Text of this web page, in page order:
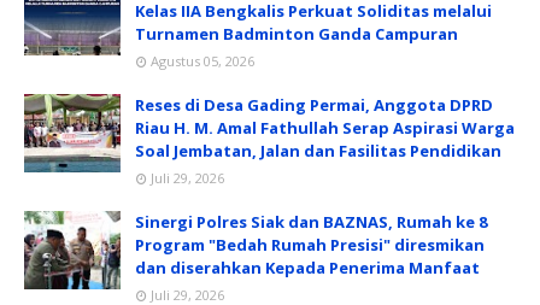
Kelas IIA Bengkalis Perkuat Soliditas melalui
Turnamen Badminton Ganda Campuran
Agustus 05, 2026
Reses di Desa Gading Permai, Anggota DPRD
Riau H. M. Amal Fathullah Serap Aspirasi Warga
Soal Jembatan, Jalan dan Fasilitas Pendidikan
Juli 29, 2026
Sinergi Polres Siak dan BAZNAS, Rumah ke 8
Program "Bedah Rumah Presisi" diresmikan
dan diserahkan Kepada Penerima Manfaat
Juli 29, 2026